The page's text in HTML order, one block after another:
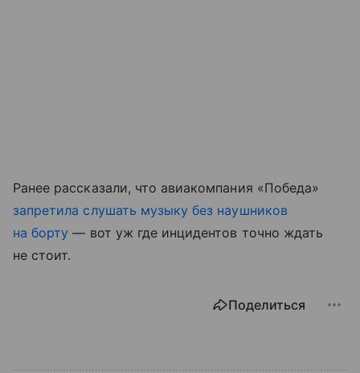
Ранее рассказали, что авиакомпания «Победа»
запретила слушать музыку без наушников
на борту — вот уж где инцидентов точно ждать
не стоит.
Поделиться